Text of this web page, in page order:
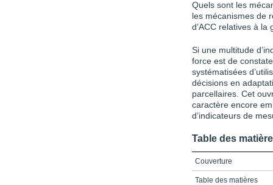
Quels sont les
les mécanismes de
d’ACC relatives à la
Si une multitude
force est de
systématisées
décisions en
parcellaires. Cet
caractère encore
d’indicateurs de
Table des
Couverture
Table des matières